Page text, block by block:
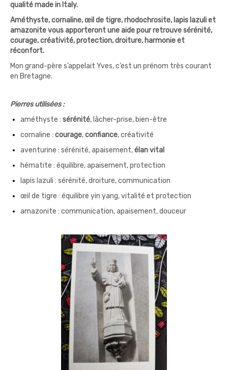
qualité made in Italy.
Améthyste, cornaline, œil de tigre, rhodochrosite, lapis lazuli et
amazonite vous apporteront une aide pour retrouve sérénité,
courage, créativité, protection, droiture, harmonie et
réconfort.
Mon grand-père s’appelait Yves, c’est un prénom très courant
en Bretagne.
Pierres utilisées :
améthyste : sérénité, lâcher-prise, bien-être
cornaline : courage,confiance, créativité
aventurine : sérénité, apaisement,élan vital
hématite : équilibre, apaisement, protection
lapis lazuli : sérénité, droiture, communication
œil de tigre : équilibre yin yang, vitalité et protection
amazonite : communication, apaisement, douceur